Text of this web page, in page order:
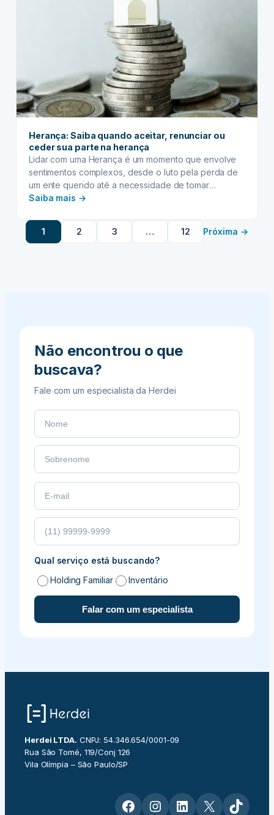
rápidas
poucos
herdeiros
Herança: Saiba quando aceitar, renunciar ou
ceder sua parte na herança
Lidar com uma Herança é um momento que envolve
sentimentos complexos, desde o luto pela perda de
um ente querido até a necessidade de tomar
decisões importantes sobre o futuro dos bens
informação podem transformar o processo em um
verdadeiro desafio. No entanto, é fundamental que…
Saiba mais →:
Saiba
quando
herança
1 2 3 … 12 Próxima →
Não encontrou o que
buscava?
Fale com um especialista da Herdei
Qual serviço está buscando?
Holding Familiar
Inventário
Falar com um especialista
Herdei LTDA. CNPJ: 54.346.654/0001-09
Rua São Tomé, 119/Conj 126
Vila Olímpia – São Paulo/SP
Facebook Instagram LinkedIn X TikTok